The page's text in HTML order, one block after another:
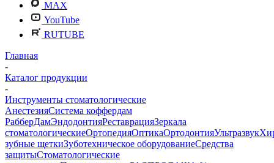
MAX
YouTube
RUTUBE
Главная
-
Каталог продукции
-
Инструменты стоматологические
АнестезияСистема коффердам
РабберДамЭндодонтияРеставрацияЗеркала
стоматологическиеОртопедияОптикаОртодонтияУльтразвук
зубные щеткиЗуботехническое оборудованиеСредства
защитыСтоматологические